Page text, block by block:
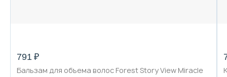
791 ₽
Бальзам для объема волос Forest Story View Miracle